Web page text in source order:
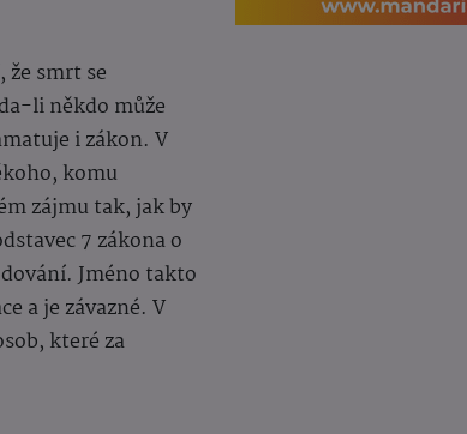
smrt se
li někdo může
i zákon. V
komu
zájmu tak, jak by
7 zákona o
Jméno takto
a je závazné. V
které za